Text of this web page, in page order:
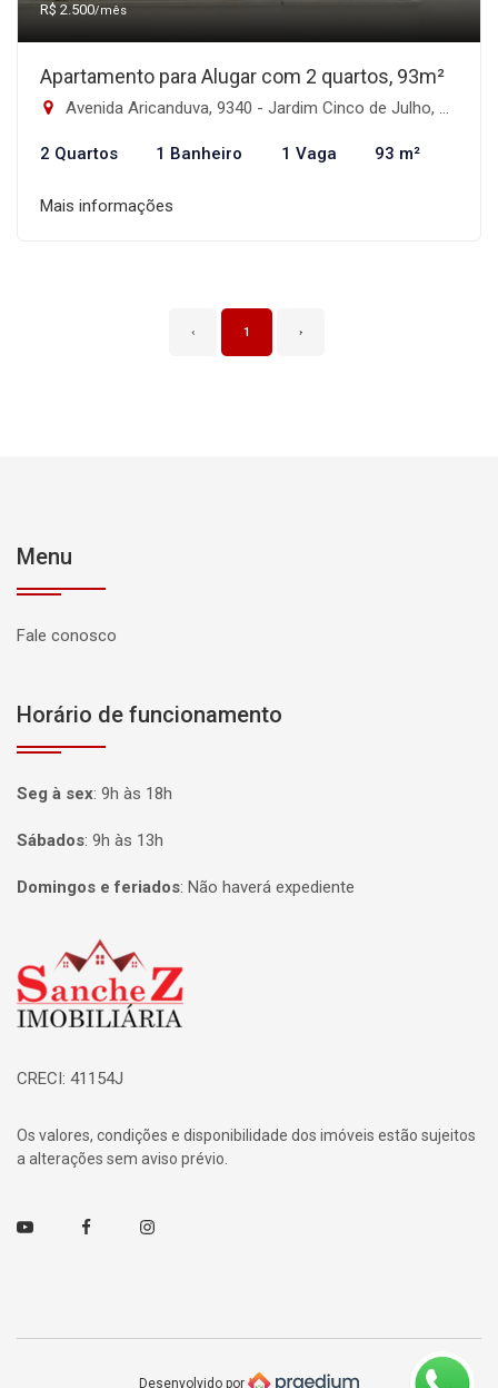
R$ 2.500/mês
Apartamento para Alugar com 2 quartos, 93m²
Avenida Aricanduva, 9340 - Jardim Cinco de Julho, São Paulo-SP
2 Quartos 1 Banheiro 1 Vaga 93 m²
Mais informações
‹ 1 ›
Menu
Fale conosco
Horário de funcionamento
Seg à sex: 9h às 18h
Sábados: 9h às 13h
Domingos e feriados: Não haverá expediente
Página inicial
CRECI: 41154J
Os valores, condições e disponibilidade dos imóveis estão sujeitos
a alterações sem aviso prévio.
Youtube FacebookInstagram
Desenvolvido por